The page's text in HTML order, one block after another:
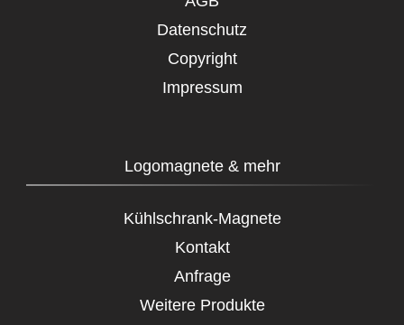
Datenschutz
Copyright
Impressum
Logomagnete & mehr
Kühlschrank-Magnete
Kontakt
Anfrage
Weitere Produkte